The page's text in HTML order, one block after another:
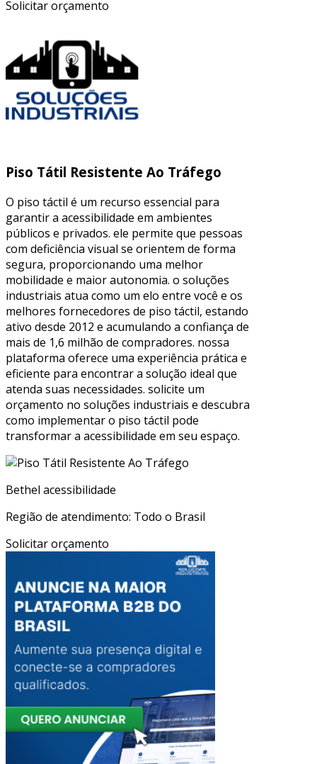
Solicitar orçamento
Piso Tátil Resistente Ao Tráfego
O piso táctil é um recurso essencial para
garantir a acessibilidade em ambientes
públicos e privados. ele permite que pessoas
com deficiência visual se orientem de forma
segura, proporcionando uma melhor
mobilidade e maior autonomia. o soluções
industriais atua como um elo entre você e os
melhores fornecedores de piso táctil, estando
ativo desde 2012 e acumulando a confiança de
mais de 1,6 milhão de compradores. nossa
plataforma oferece uma experiência prática e
eficiente para encontrar a solução ideal que
atenda suas necessidades. solicite um
orçamento no soluções industriais e descubra
como implementar o piso táctil pode
transformar a acessibilidade em seu espaço.
Bethel acessibilidade
Região de atendimento: Todo o Brasil
Solicitar orçamento